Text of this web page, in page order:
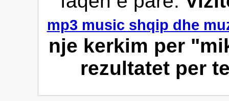
mp3 music shqip dhe
nje kerkim per
rezultatet per